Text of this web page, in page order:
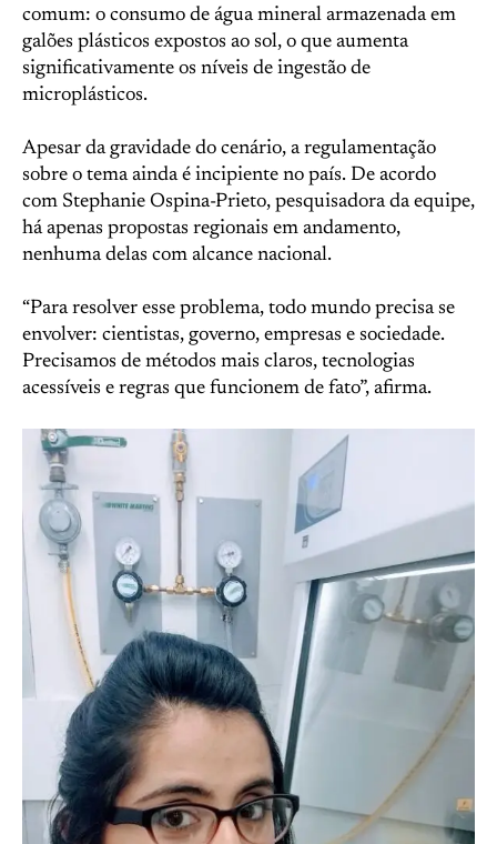
comum: o consumo de água mineral armazenada em
galões plásticos expostos ao sol, o que aumenta
significativamente os níveis de ingestão de
microplásticos.
Apesar da gravidade do cenário, a regulamentação
sobre o tema ainda é incipiente no país. De acordo
com Stephanie Ospina-Prieto, pesquisadora da equipe,
há apenas propostas regionais em andamento,
nenhuma delas com alcance nacional.
“Para resolver esse problema, todo mundo precisa se
envolver: cientistas, governo, empresas e sociedade.
Precisamos de métodos mais claros, tecnologias
acessíveis e regras que funcionem de fato”, afirma.